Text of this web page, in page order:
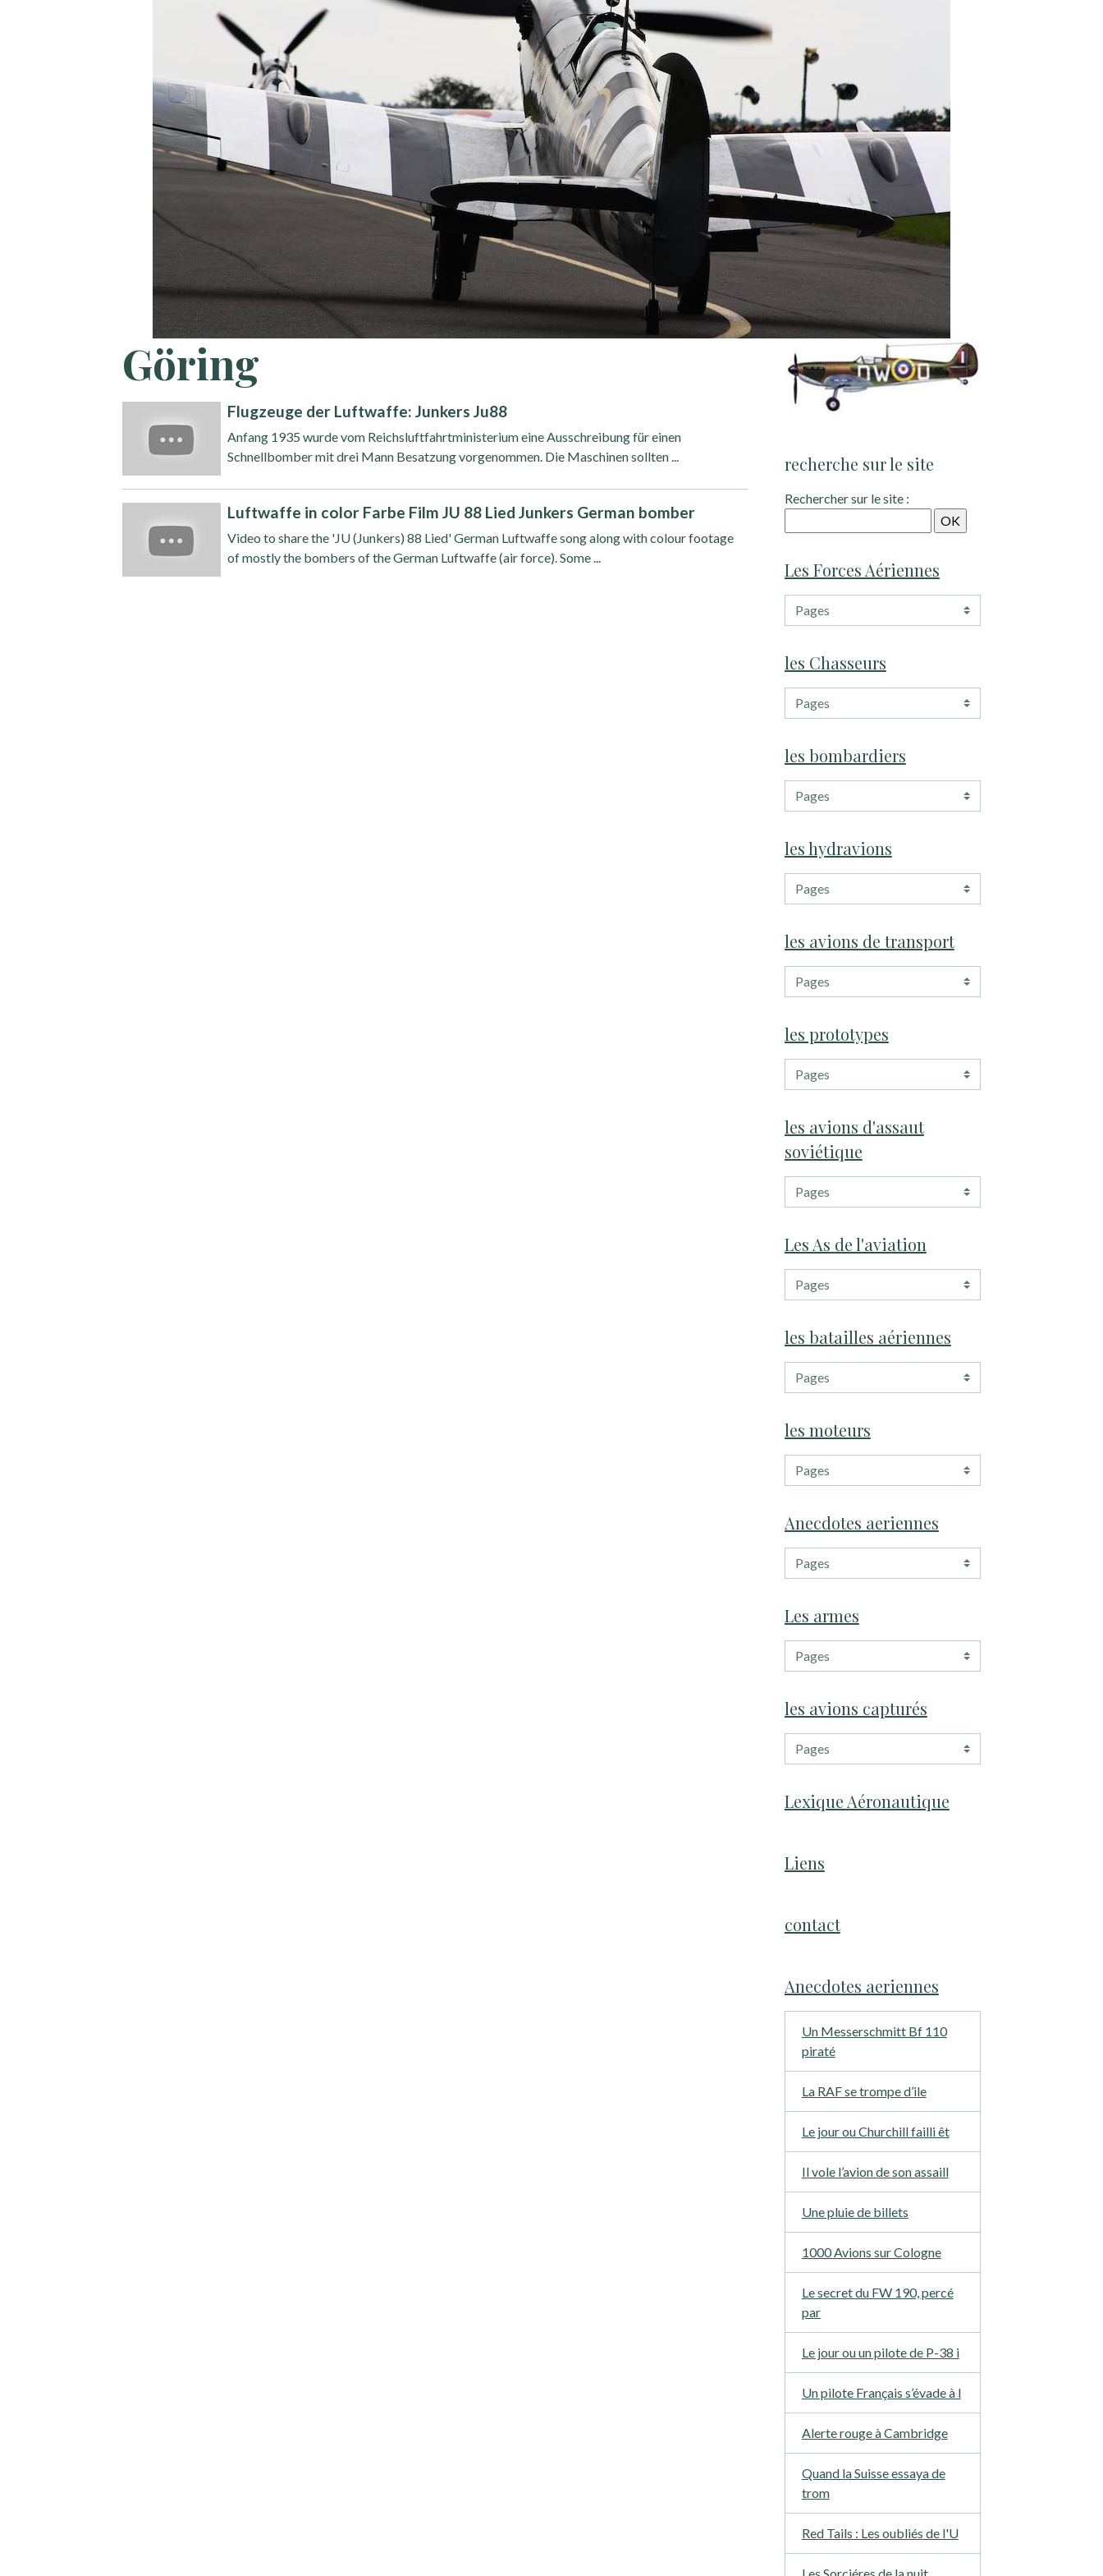
Göring
Flugzeuge der Luftwaffe: Junkers Ju88
Anfang 1935 wurde vom Reichsluftfahrtministerium eine Ausschreibung für einen
Schnellbomber mit drei Mann Besatzung vorgenommen. Die Maschinen sollten ...
Luftwaffe in color Farbe Film JU 88 Lied Junkers German bomber
Video to share the 'JU (Junkers) 88 Lied' German Luftwaffe song along with colour footage
of mostly the bombers of the German Luftwaffe (air force). Some ...
recherche sur le site
Rechercher sur le site :
Les Forces Aériennes
les Chasseurs
les bombardiers
les hydravions
les avions de transport
les prototypes
les avions d'assaut
soviétique
Les As de l'aviation
les batailles aériennes
les moteurs
Anecdotes aeriennes
Les armes
les avions capturés
Lexique Aéronautique
Liens
contact
Anecdotes aeriennes
Un Messerschmitt Bf 110
piraté
La RAF se trompe d’ile
Le jour ou Churchill failli êt
Il vole l’avion de son assaill
Une pluie de billets
1000 Avions sur Cologne
Le secret du FW 190, percé
par
Le jour ou un pilote de P-38 i
Un pilote Français s’évade à l
Alerte rouge à Cambridge
Quand la Suisse essaya de
trom
Red Tails : Les oubliés de l'U